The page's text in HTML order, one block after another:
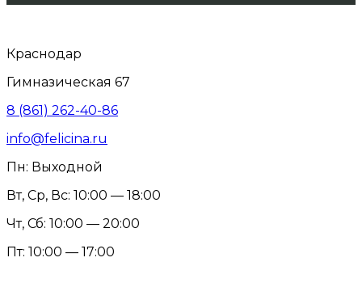
Краснодар
Гимназическая 67
8 (861) 262-40-86
info@felicina.ru
Пн: Выходной
Вт, Ср, Вс: 10:00 — 18:00
Чт, Сб: 10:00 — 20:00
Пт: 10:00 — 17:00